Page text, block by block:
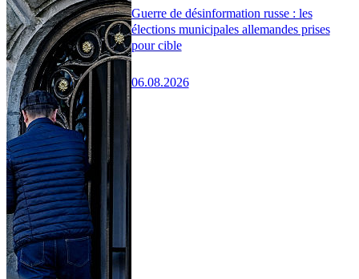
Guerre de désinformation russe : les
élections municipales allemandes prises
pour cible
06.08.2026